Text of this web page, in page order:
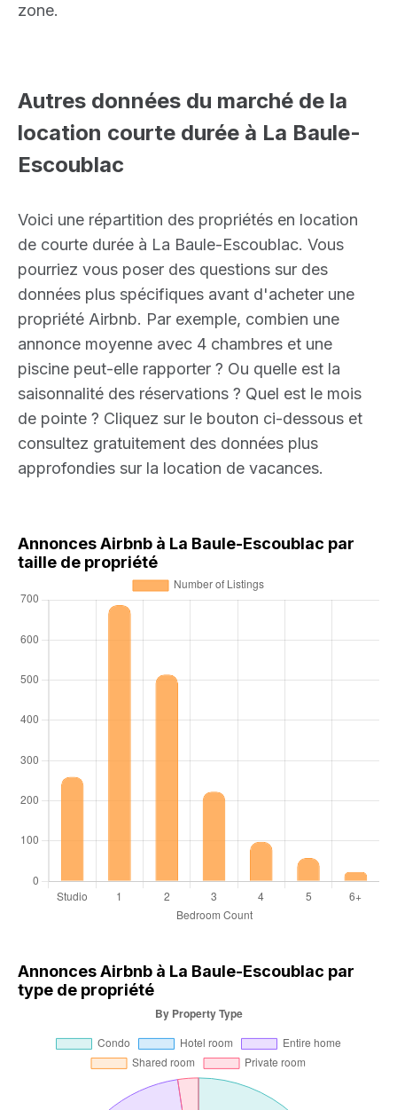
zone.
Autres données du marché de la
location courte durée à La Baule-
Escoublac
Voici une répartition des propriétés en location
de courte durée à La Baule-Escoublac. Vous
pourriez vous poser des questions sur des
données plus spécifiques avant d'acheter une
propriété Airbnb. Par exemple, combien une
annonce moyenne avec 4 chambres et une
piscine peut-elle rapporter ? Ou quelle est la
saisonnalité des réservations ? Quel est le mois
de pointe ? Cliquez sur le bouton ci-dessous et
consultez gratuitement des données plus
approfondies sur la location de vacances.
Annonces Airbnb à La Baule-Escoublac par
taille de propriété
Annonces Airbnb à La Baule-Escoublac par
type de propriété